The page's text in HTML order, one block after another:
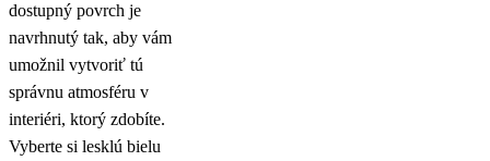
dostupný povrch je
navrhnutý tak, aby vám
umožnil vytvoriť tú
správnu atmosféru v
interiéri, ktorý zdobíte.
Vyberte si lesklú bielu